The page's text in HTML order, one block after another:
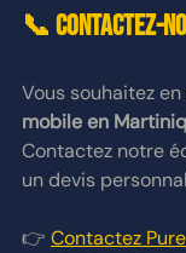
📞 Contactez-
Vous souhaitez
mobile en
Contactez notre
un devis
👉 Contactez